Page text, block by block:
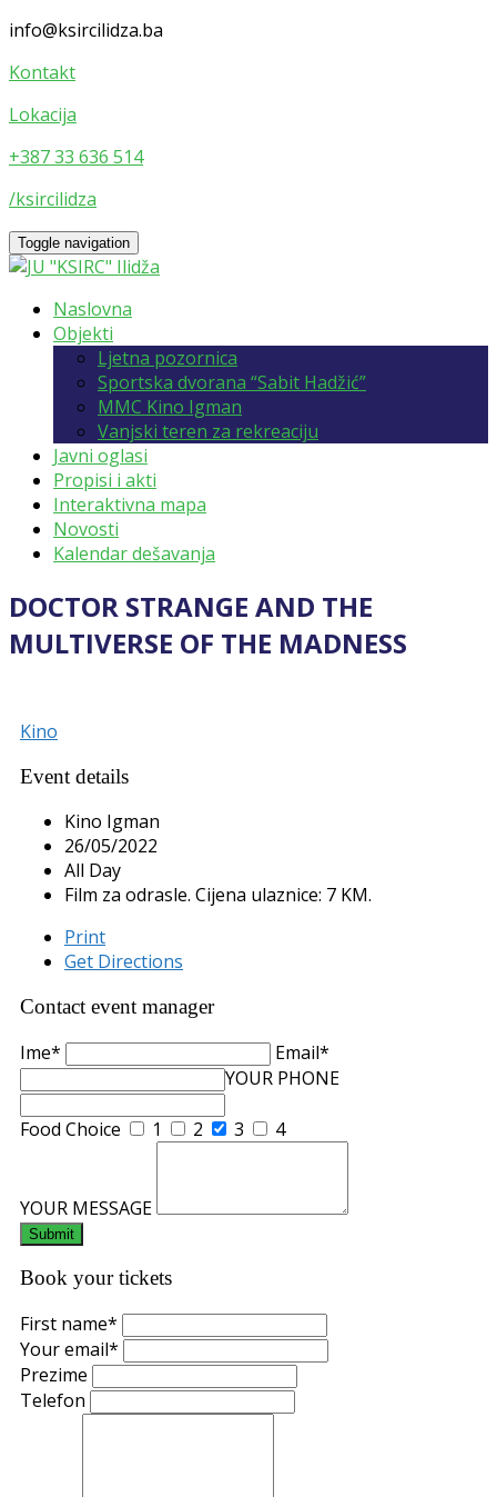
info@ksircilidza.ba
Kontakt
Lokacija
+387 33 636 514
/ksircilidza
Toggle navigation
Naslovna
Objekti
Ljetna pozornica
Sportska dvorana “Sabit Hadžić”
MMC Kino Igman
Vanjski teren za rekreaciju
Javni oglasi
Propisi i akti
Interaktivna mapa
Novosti
Kalendar dešavanja
DOCTOR STRANGE AND THE
MULTIVERSE OF THE MADNESS
Kino
Event details
Kino Igman
26/05/2022
All Day
Film za odrasle. Cijena ulaznice: 7 KM.
Print
Get Directions
Contact event manager
Ime*
Email*
YOUR PHONE
Food Choice 1 2 3 4
YOUR MESSAGE
Book your tickets
First name*
Your email*
Prezime
Telefon